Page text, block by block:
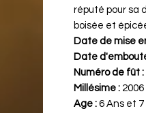
réputé pour sa
boisée et
Date de mise
Date
Numéro de fût :
Millésime : 2006
Age : 6 Ans et 7